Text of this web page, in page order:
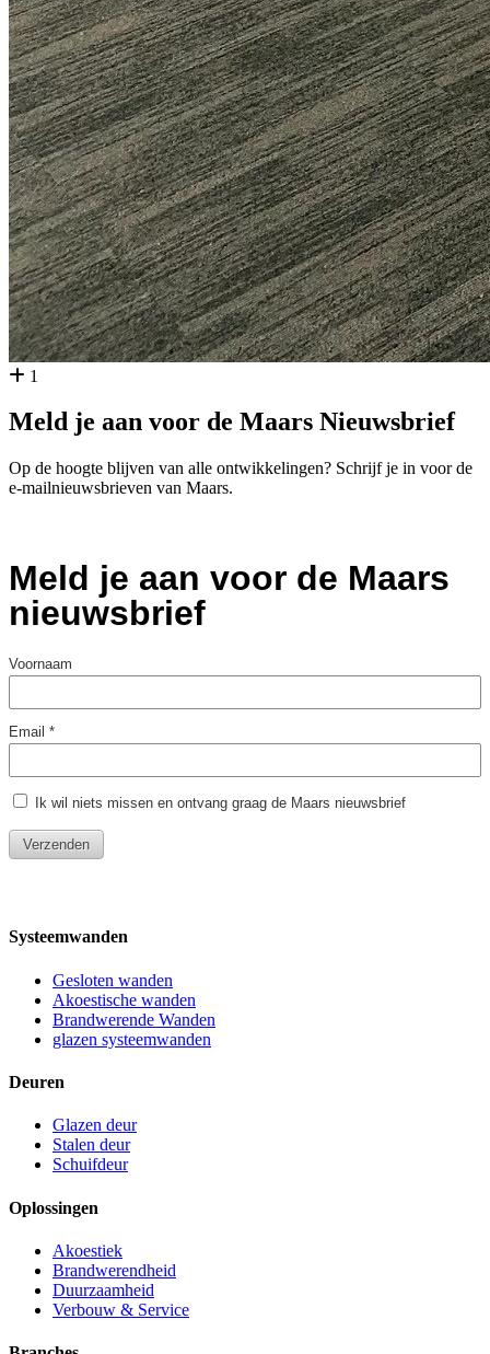
1
Meld je aan voor de Maars Nieuwsbrief
Op de hoogte blijven van alle ontwikkelingen? Schrijf je in voor de
e-mailnieuwsbrieven van Maars.
Systeemwanden
Gesloten wanden
Akoestische wanden
Brandwerende Wanden
glazen systeemwanden
Deuren
Glazen deur
Stalen deur
Schuifdeur
Oplossingen
Akoestiek
Brandwerendheid
Duurzaamheid
Verbouw & Service